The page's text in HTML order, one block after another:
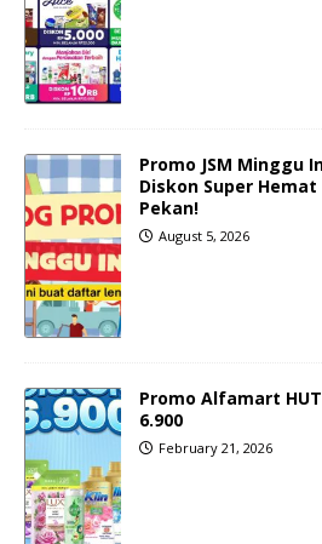
Promo JSM Minggu
Diskon Super
Pekan!
August 5, 2026
Promo Alfamart HUT
6.900
February 21, 2026